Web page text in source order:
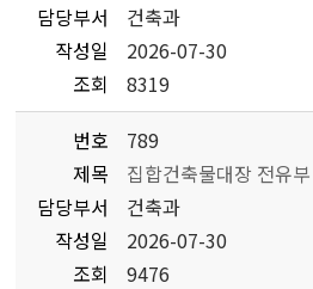
담당부서
건축과
작성일
2026-07-30
조회
8319
번호
789
제목
집합건축물대장 전유
담당부서
건축과
작성일
2026-07-30
조회
9476